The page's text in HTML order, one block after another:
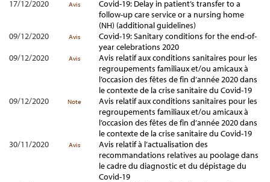
17/12/2020
Avis
Covid-19: Delay in patient’s transfer to a
follow-up care service or a nursing home
(NH) (additional guidelines)
09/12/2020
Avis
Covid-19: Sanitary conditions for the end-of-
year celebrations 2020
09/12/2020
Avis
Avis relatif aux conditions sanitaires pour les
regroupements familiaux et/ou amicaux à
l’occasion des fêtes de fin d’année 2020 dans
le contexte de la crise sanitaire du Covid-19
09/12/2020
Note
Avis relatif aux conditions sanitaires pour les
regroupements familiaux et/ou amicaux à
l’occasion des fêtes de fin d’année 2020 dans
le contexte de la crise sanitaire du Covid-19
30/11/2020
Avis
Avis relatif à l’actualisation des
recommandations relatives au poolage dans
le cadre du diagnostic et du dépistage du
Covid-19